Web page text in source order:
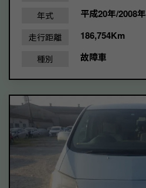
年式 平成20年/2008年
走行距離 186,754Km
種別 故障車